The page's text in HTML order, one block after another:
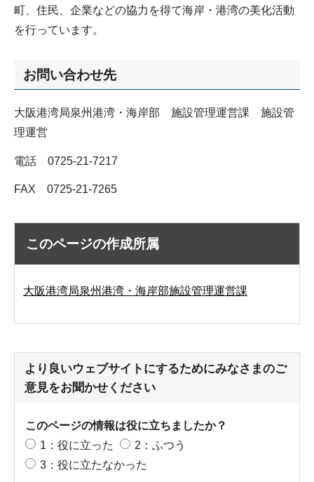
町、住民、企業などの協力を得て海岸・港湾の美化活動
を行っています。
お問い合わせ先
大阪港湾局泉州港湾・海岸部 施設管理運営課 施設管
理運営
電話 0725-21-7217
FAX 0725-21-7265
このページの作成所属
大阪港湾局泉州港湾・海岸部施設管理運営課
より良いウェブサイトにするためにみなさまのご
意見をお聞かせください
このページの情報は役に立ちましたか？
1：役に立った
2：ふつう
3：役に立たなかった